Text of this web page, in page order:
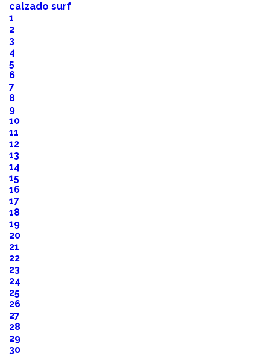
calzado surf
1
2
3
4
5
6
7
8
9
10
11
12
13
14
15
16
17
18
19
20
21
22
23
24
25
26
27
28
29
30